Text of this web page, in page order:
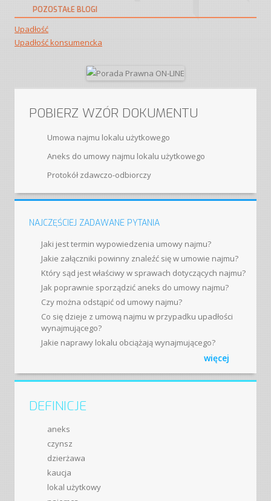
POZOSTAŁE BLOGI
Upadłość
Upadłość konsumencka
POBIERZ WZÓR DOKUMENTU
Umowa najmu lokalu użytkowego
Aneks do umowy najmu lokalu użytkowego
Protokół zdawczo-​odbiorczy
NAJCZĘŚCIEJ ZADAWANE PYTANIA
Jaki jest termin wypowiedzenia umowy najmu?
Jakie załączniki powinny znaleźć się w umowie najmu?
Który sąd jest właściwy w sprawach dotyczących najmu?
Jak poprawnie sporządzić aneks do umowy najmu?
Czy można odstąpić od umowy najmu?
Co się dzieje z umową najmu w przypadku upadłości
wynajmującego?
Jakie naprawy lokalu obciążają wynajmującego?
więcej
DEFINICJE
aneks
czynsz
dzierżawa
kaucja
lokal użytkowy